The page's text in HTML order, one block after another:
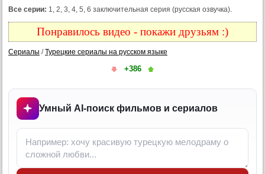
4 серия (суб)
5 серия
Конец
Все серии: 1, 2, 3, 4, 5, 6 заключительная серия (русская озвучка).
Понравилось видео - покажи друзьям :)
Сериалы /Турецкие сериалы на русском языке
+386
Умный AI-поиск фильмов и сериалов